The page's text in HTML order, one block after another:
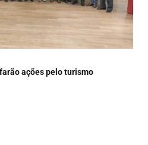
ações pelo turismo